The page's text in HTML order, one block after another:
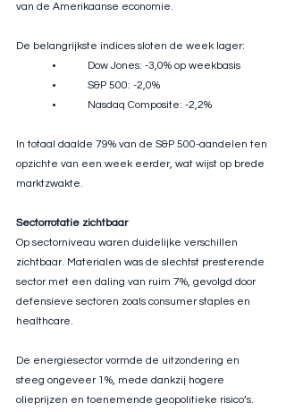
van de Amerikaanse economie.
De belangrijkste indices sloten de week lager:
	•	Dow Jones: -3,0% op weekbasis
	•	S&P 500: -2,0%
	•	Nasdaq Composite: -2,2%
In totaal daalde 79% van de S&P 500-aandelen ten
opzichte van een week eerder, wat wijst op brede
marktzwakte.
Sectorrotatie zichtbaar
Op sectorniveau waren duidelijke verschillen
zichtbaar. Materialen was de slechtst presterende
sector met een daling van ruim 7%, gevolgd door
defensieve sectoren zoals consumer staples en
healthcare.
De energiesector vormde de uitzondering en
steeg ongeveer 1%, mede dankzij hogere
olieprijzen en toenemende geopolitieke risico’s.